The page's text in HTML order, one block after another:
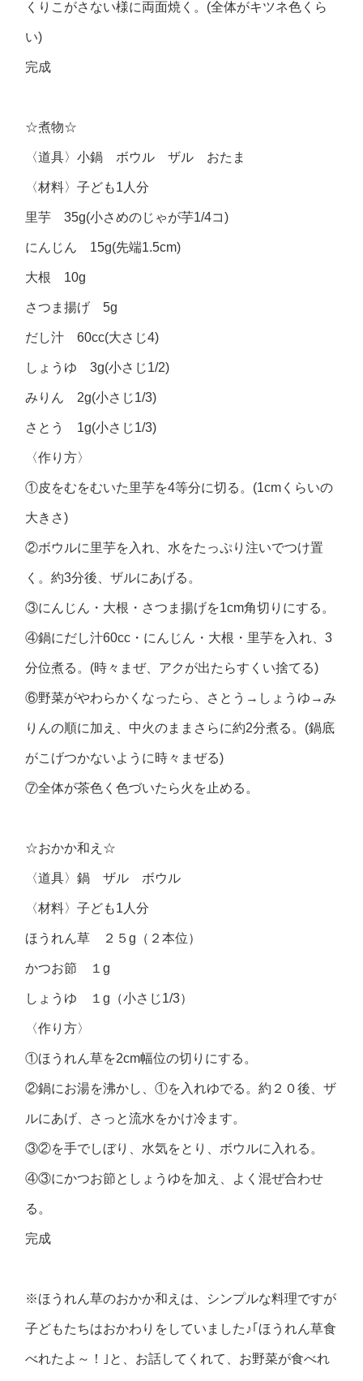
くりこがさない様に両面焼く。(全体がキツネ色くら
い)
完成
☆煮物☆
〈道具〉小鍋 ボウル ザル おたま
〈材料〉子ども1人分
里芋 35g(小さめのじゃが芋1/4コ)
にんじん 15g(先端1.5cm)
大根 10g
さつま揚げ 5g
だし汁 60cc(大さじ4)
しょうゆ 3g(小さじ1/2)
みりん 2g(小さじ1/3)
さとう 1g(小さじ1/3)
〈作り方〉
①皮をむをむいた里芋を4等分に切る。(1cmくらいの
大きさ)
②ボウルに里芋を入れ、水をたっぷり注いでつけ置
く。約3分後、ザルにあげる。
③にんじん・大根・さつま揚げを1cm角切りにする。
④鍋にだし汁60cc・にんじん・大根・里芋を入れ、3
分位煮る。(時々まぜ、アクが出たらすくい捨てる)
⑥野菜がやわらかくなったら、さとう→しょうゆ→み
りんの順に加え、中火のままさらに約2分煮る。(鍋底
がこげつかないように時々まぜる)
⑦全体が茶色く色づいたら火を止める。
☆おかか和え☆
〈道具〉鍋 ザル ボウル
〈材料〉子ども1人分
ほうれん草 ２５g（２本位）
かつお節 １g
しょうゆ １g（小さじ1/3）
〈作り方〉
①ほうれん草を2cm幅位の切りにする。
②鍋にお湯を沸かし、①を入れゆでる。約２０後、ザ
ルにあげ、さっと流水をかけ冷ます。
③②を手でしぼり、水気をとり、ボウルに入れる。
④③にかつお節としょうゆを加え、よく混ぜ合わせ
る。
完成
※ほうれん草のおかか和えは、シンプルな料理ですが
子どもたちはおかわりをしていました♪｢ほうれん草食
べれたよ～！｣と、お話してくれて、お野菜が食べれ